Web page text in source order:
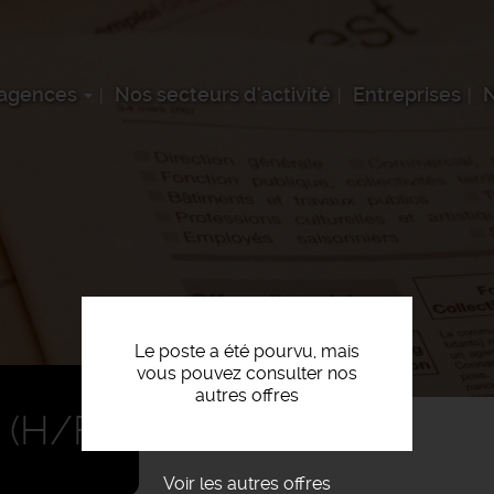
Nos secteurs d'activité Entreprises
Le poste a été pourvu, mais
vous pouvez consulter nos
autres offres
Voir les autres offres
F)